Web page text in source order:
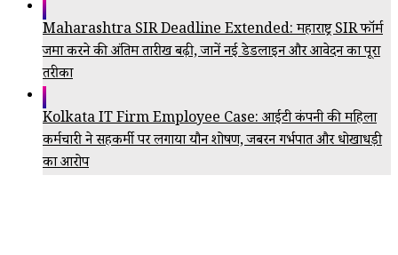
Maharashtra SIR Deadline Extended: महाराष्ट्र SIR फॉर्म
जमा करने की अंतिम तारीख बढ़ी, जानें नई डेडलाइन और आवेदन का पूरा
तरीका
Kolkata IT Firm Employee Case: आईटी कंपनी की महिला
कर्मचारी ने सहकर्मी पर लगाया यौन शोषण, जबरन गर्भपात और धोखाधड़ी
का आरोप